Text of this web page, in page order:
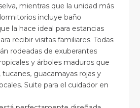
mientras que la unidad más
incluye baño
la hace ideal para estancias
recibir visitas familiares. Todas
rodeadas de exuberantes
y árboles maduros que
guacamayas rojas y
Suite para el cuidador en